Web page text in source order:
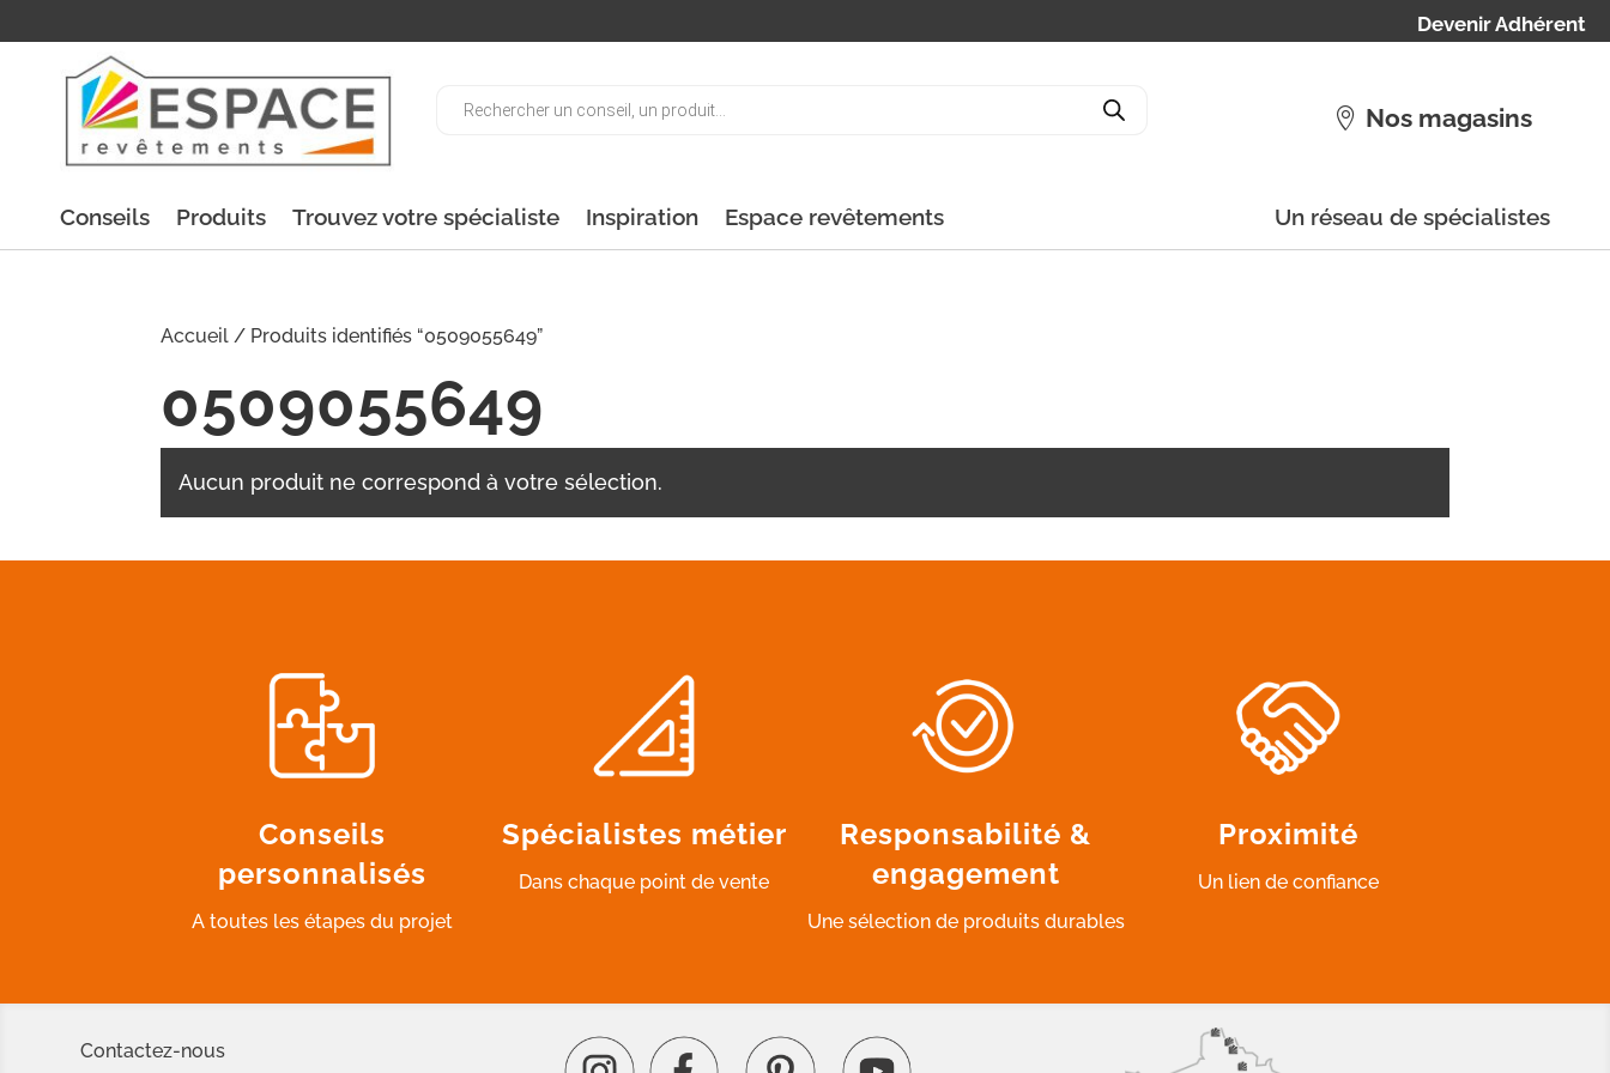
Devenir Adhérent
Nos magasins
Conseils Produits Trouvez votre spécialiste Inspiration Espace revêtements Un réseau de spécialistes
Accueil / Produits identifiés “0509055649”
0509055649
Aucun produit ne correspond à votre sélection.
Conseils
personnalisés
A toutes les étapes du projet
Spécialistes métier
Dans chaque point de vente
Responsabilité &
engagement
Une sélection de produits durables
Proximité
Un lien de confiance
Contactez-nous